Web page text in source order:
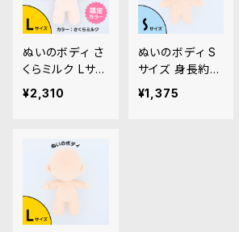
ぬいのボディ さ
くらミルク Lサイ
ズ 身長約20cm
（縫製済みぬい
¥2,310
ぬいのボディ S
サイズ 身長約11
cm（縫製済みぬ
いぐるみ素体）｜
¥1,375